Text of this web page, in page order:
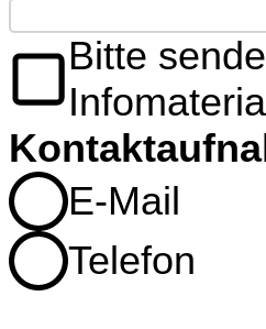
Bitte
E-Mail
Telefon